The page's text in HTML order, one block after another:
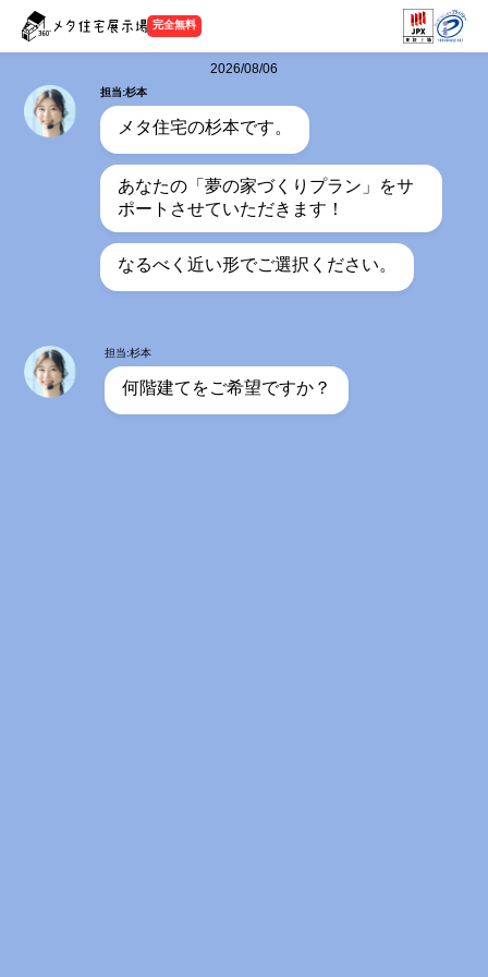
完全無料
2026/08/06
担当:杉本
メタ住宅の杉本です。
あなたの「夢の家づくりプラン」をサ
ポートさせていただきます！
なるべく近い形でご選択ください。
担当:杉本
何階建てをご希望ですか？